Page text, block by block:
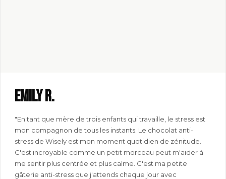
Emily R.
"En tant que mère de trois enfants qui travaille, le stress est
mon compagnon de tous les instants. Le chocolat anti-
stress de Wisely est mon moment quotidien de zénitude.
C'est incroyable comme un petit morceau peut m'aider à
me sentir plus centrée et plus calme. C'est ma petite
gâterie anti-stress que j'attends chaque jour avec